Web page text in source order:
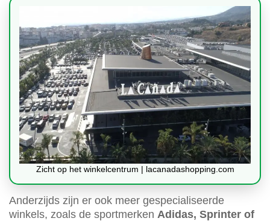
Zicht op het winkelcentrum | lacanadashopping.com
Anderzijds zijn er ook meer gespecialiseerde
winkels, zoals de sportmerken Adidas, Sprinter of